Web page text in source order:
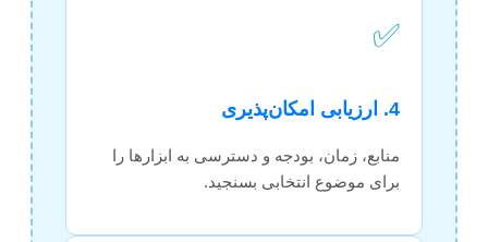
✅
4. ارزیابی امکان‌پذیری
منابع، زمان، بودجه و دسترسی به ابزارها را
برای موضوع انتخابی بسنجید.